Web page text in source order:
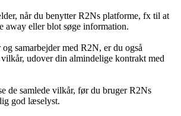
når du benytter R2Ns platforme, fx til at
away eller blot søge information.
samarbejder med R2N, er du også
vilkår, udover din almindelige kontrakt med
de samlede vilkår, før du bruger R2Ns
god læselyst.